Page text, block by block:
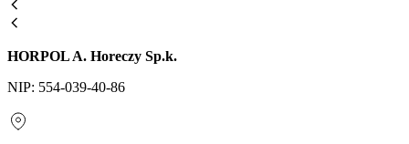
HORPOL A. Horeczy Sp.k.
NIP: 554-039-40-86